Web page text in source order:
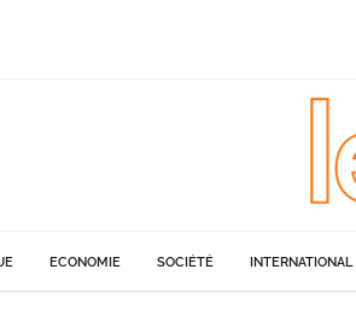
ECONOMIE SOCIÉTÉ INTERNATIONAL